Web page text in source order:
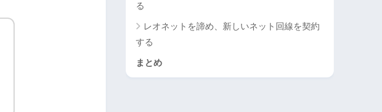
る
レオネットを諦め、新しいネット回線を契約
する
まとめ